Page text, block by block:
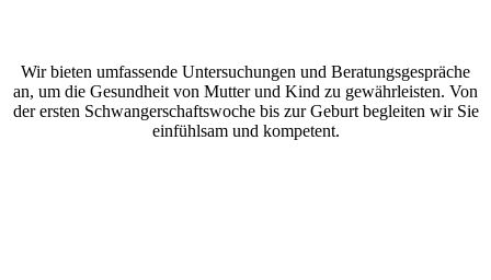
Wir bieten umfassende Untersuchungen und Beratungsgespräche
an, um die Gesundheit von Mutter und Kind zu gewährleisten. Von
der ersten Schwangerschaftswoche bis zur Geburt begleiten wir Sie
einfühlsam und kompetent.